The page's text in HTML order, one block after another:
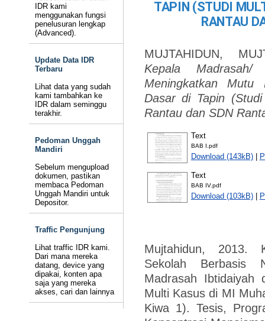
IDR kami
menggunakan fungsi
penelusuran lengkap
(Advanced).
Update Data IDR
Terbaru
Lihat data yang sudah
kami tambahkan ke
IDR dalam seminggu
terakhir.
Pedoman Unggah
Mandiri
Sebelum mengupload
dokumen, pastikan
membaca Pedoman
Unggah Mandiri untuk
Depositor.
Traffic Pengunjung
Lihat traffic IDR kami.
Dari mana mereka
datang, device yang
dipakai, konten apa
saja yang mereka
akses, cari dan lainnya
TAPIN (STUDI
RANTAU
MUJTAHIDUN,
Kepala
Meningkatkan Mutu
Dasar di Tapin
Rantau dan SDN
Text
BAB I.pdf
Download (143kB)|
Text
BAB IV.pdf
Download (103kB)|
Mujtahidun, 2013.
Sekolah Berbasis
Madrasah Ibtidaiyah
Multi Kasus di MI
Kiwa 1). Tesis,